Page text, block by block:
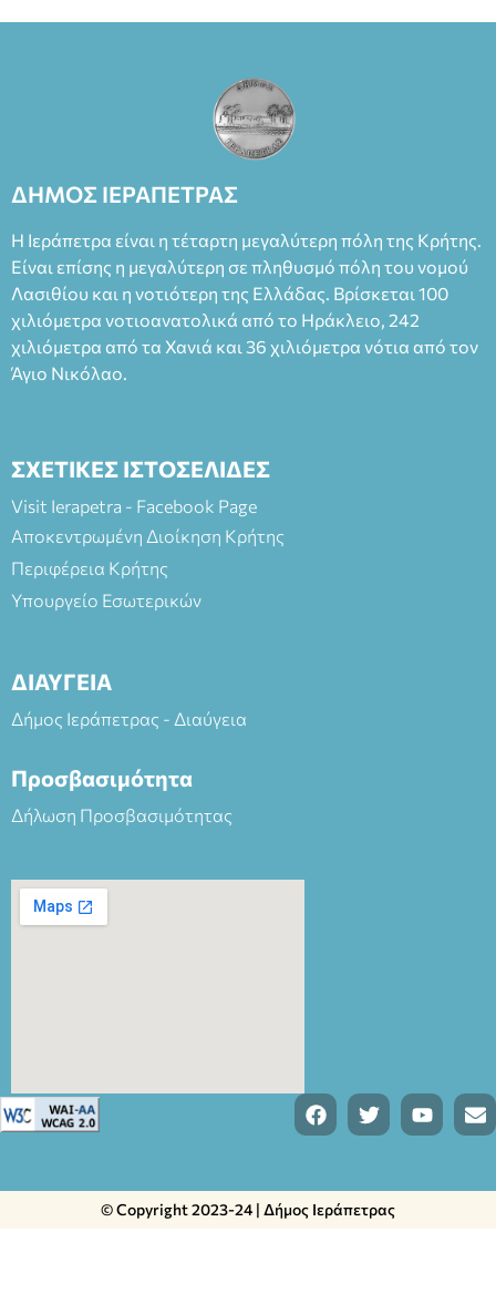
ΔΗΜΟΣ ΙΕΡΑΠΕΤΡΑΣ
Η Ιεράπετρα είναι η τέταρτη μεγαλύτερη πόλη της Κρήτης.
Είναι επίσης η μεγαλύτερη σε πληθυσμό πόλη του νομού
Λασιθίου και η νοτιότερη της Ελλάδας. Βρίσκεται 100
χιλιόμετρα νοτιοανατολικά από το Ηράκλειο, 242
χιλιόμετρα από τα Χανιά και 36 χιλιόμετρα νότια από τον
Άγιο Νικόλαο.
ΣΧΕΤΙΚΕΣ ΙΣΤΟΣΕΛΙΔΕΣ
Visit Ierapetra - Facebook Page
Αποκεντρωμένη Διοίκηση Κρήτης
Περιφέρεια Κρήτης
Υπουργείο Εσωτερικών
ΔΙΑΥΓΕΙΑ
Δήμος Ιεράπετρας - Διαύγεια
Προσβασιμότητα
Δήλωση Προσβασιμότητας
© Copyright 2023-24 | Δήμος Ιεράπετρας